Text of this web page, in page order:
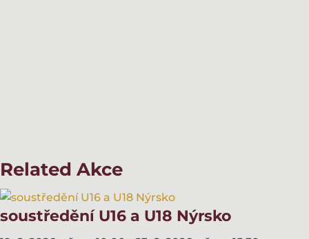
Related Akce
soustředění U16 a U18 Nýrsko